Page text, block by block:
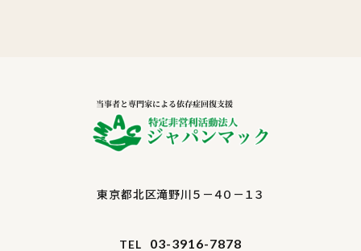
東京都北区滝野川５－４０－１３
TEL 03-3916-7878